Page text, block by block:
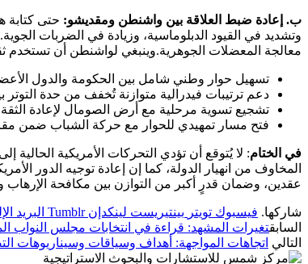
ب. إعادة ضبط العلاقة بين واشنطن ومقديشو: حتى كتابة
وتشديد في القيود الدبلوماسية، وزيادة في الضربات
معالجة المعضلات الجوهرية.وينبغي لواشنطن أن
تسهيل حوار وطني شامل بين الحكومة والدول الأعضاء
دعم ترتيبات فيدرالية متوازنة تُخفف من حدة
تشجيع تسوية مرحلية مع أرض الصومال لإعادة
فتح مسار تمهيدي للحوار مع حركة الشباب ضمن
في الختام: لا يُتوقع أن تؤدي التحركات الأمريكية
المخاوف من انهيار الدولة، كما إن إعادة توجيه الدور
عقدين، وضمان قدرٍ أكبر من التوازن بين مكافحة الإرهاب
شاركها. فيسبوك تويتر بينتيريست لينكدإن Tumblr البريد
السابقتغيرات المشهد: قراءة في انتخابات مجلس النواب
التالي اتجاهات المواجهة: أهداف وسياقات وسيناريوهات